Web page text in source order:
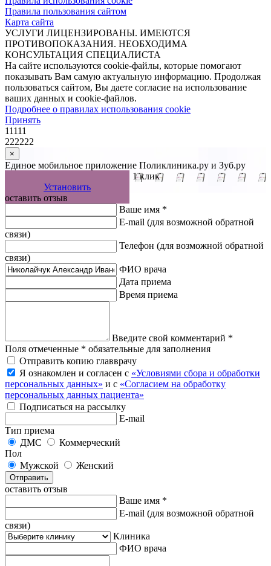
Правила пользования сайтом
Карта сайта
УСЛУГИ ЛИЦЕНЗИРОВАНЫ. ИМЕЮТСЯ
ПРОТИВОПОКАЗАНИЯ. НЕОБХОДИМА
КОНСУЛЬТАЦИЯ СПЕЦИАЛИСТА
На сайте используются cookie-файлы, которые помогают
показывать Вам самую актуальную информацию. Продолжая
пользоваться сайтом, Вы даете согласие на использование
ваших данных и cookie-файлов.
Подробнее о правилах использования cookie
Принять
11111
222222
×
Единое мобильное приложение Поликлиника.ру и Зуб.ру
Управляйте записью к врачу в 1 клик
Установить
оставить отзыв
Ваше имя *
E-mail (для возможной обратной
связи)
Телефон (для возможной обратной
связи)
ФИО врача
Дата приема
Время приема
Введите свой комментарий *
Поля отмеченные * обязательные для заполнения
Отправить копию главврачу
Я ознакомлен и согласен с «Условиями сбора и обработки
персональных данных» и с «Согласием на обработку
персональных данных пациента»
Подписаться на рассылку
E-mail
Тип приема
ДМС
Коммерческий
Пол
Мужской
Женский
Отправить
оставить отзыв
Ваше имя *
E-mail (для возможной обратной
связи)
Клиника
ФИО врача